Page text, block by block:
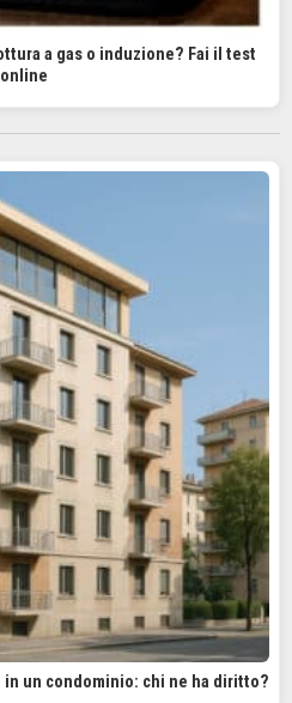
a gas o induzione? Fai il test
online
un condominio: chi ne ha diritto?